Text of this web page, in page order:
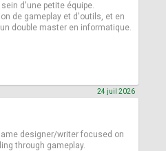
d'une petite équipe.
de gameplay et d'outils, et en
double master en informatique.
24 juil 2026
designer/writer focused on
through gameplay.